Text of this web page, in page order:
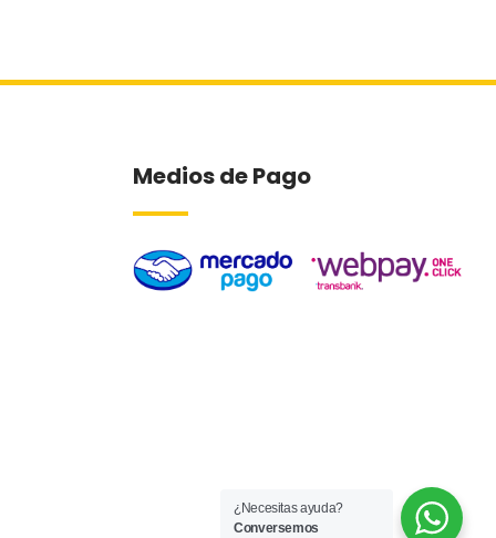
Medios de Pago
¿Necesitas ayuda?
Conversemos